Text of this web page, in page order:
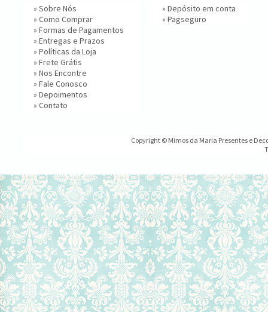
» Sobre Nós
» Como Comprar
» Formas de Pagamentos
» Entregas e Prazos
» Políticas da Loja
» Frete Grátis
» Nos Encontre
» Fale Conosco
» Depoimentos
» Contato
» Depósito em conta
» Pagseguro
Copyright © Mimos da Maria Presentes e